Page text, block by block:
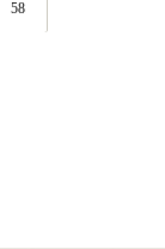
58